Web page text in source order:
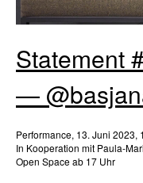
Statement
—
Performance, 13. Juni 2023,
In Kooperation mit Paula-
Open Space ab 17 Uhr